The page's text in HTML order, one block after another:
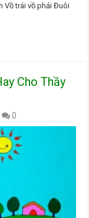
Vồ trái vồ phải Đuôi
Cho Thầy
0